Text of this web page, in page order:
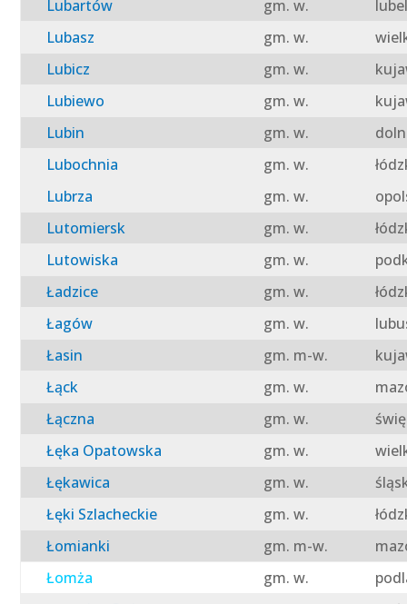
Lubartów gm. w.
Lubasz
gm. w.
Lubicz
gm. w.
Lubiewo
gm. w.
Lubin
gm. w.
Lubochnia
gm. w.
Lubrza
gm. w.
Lutomiersk
gm. w.
Lutowiska
gm. w.
Ładzice
gm. w.
Łagów
gm. w.
Łasin
gm. m-w.
Łąck
gm. w.
Łączna
gm. w.
Łęka Opatowska
gm. w.
Łękawica
gm. w.
Łęki Szlacheckie
gm. w.
Łomianki
gm. m-w.
Łomża
gm. w.